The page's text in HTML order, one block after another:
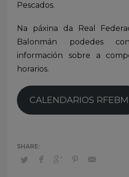
Pescados.
Na páxina da Real
Balonmán podedes
información sobre a
horarios.
CALENDARIOS RFEBM